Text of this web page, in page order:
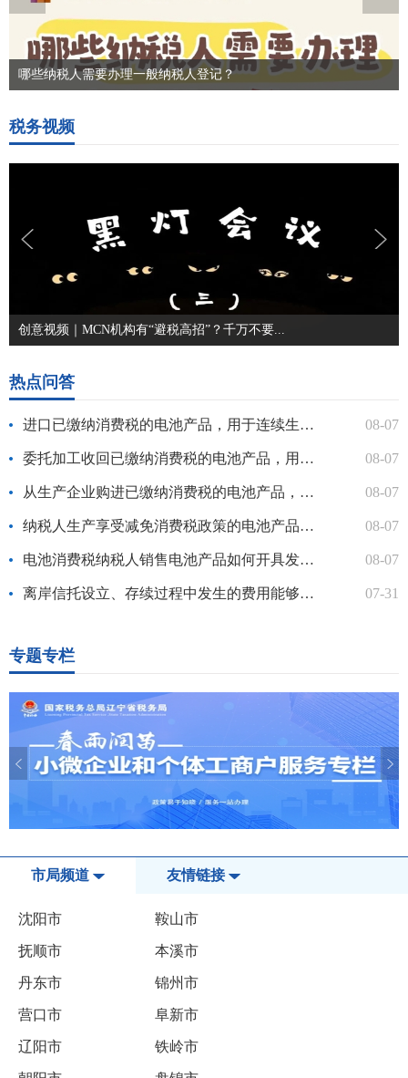
哪些纳税人需要办理一般纳税人登记？
税务视频
创意视频｜MCN机构有“避税高招”？千万不要...
热点问答
08-07
进口已缴纳消费税的电池产品，用于连续生产应税电池产品的，如何...
08-07
委托加工收回已缴纳消费税的电池产品，用于连续生产应税电池产品...
08-07
从生产企业购进已缴纳消费税的电池产品，用于连续生产应税电池产...
08-07
纳税人生产享受减免消费税政策的电池产品，申报享受减免税政策时...
08-07
电池消费税纳税人销售电池产品如何开具发票？
07-31
离岸信托设立、存续过程中发生的费用能够抵减应纳税所得额吗？
专题专栏
市局频道 友情链接
沈阳市 鞍山市
抚顺市 本溪市
丹东市 锦州市
营口市 阜新市
辽阳市 铁岭市